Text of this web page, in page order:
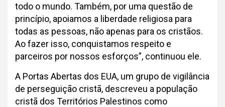
todo o mundo. Também, por uma questão de
princípio, apoiamos a liberdade religiosa para
todas as pessoas, não apenas para os cristãos.
Ao fazer isso, conquistamos respeito e
parceiros por nossos esforços”, continuou ele.
A Portas Abertas dos EUA, um grupo de vigilância
de perseguição cristã, descreveu a população
cristã dos Territórios Palestinos como